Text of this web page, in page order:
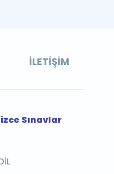
İLETIŞIM
Sınavlar